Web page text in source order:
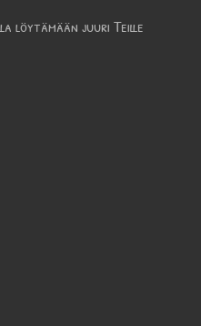
löytämään juuri Teille